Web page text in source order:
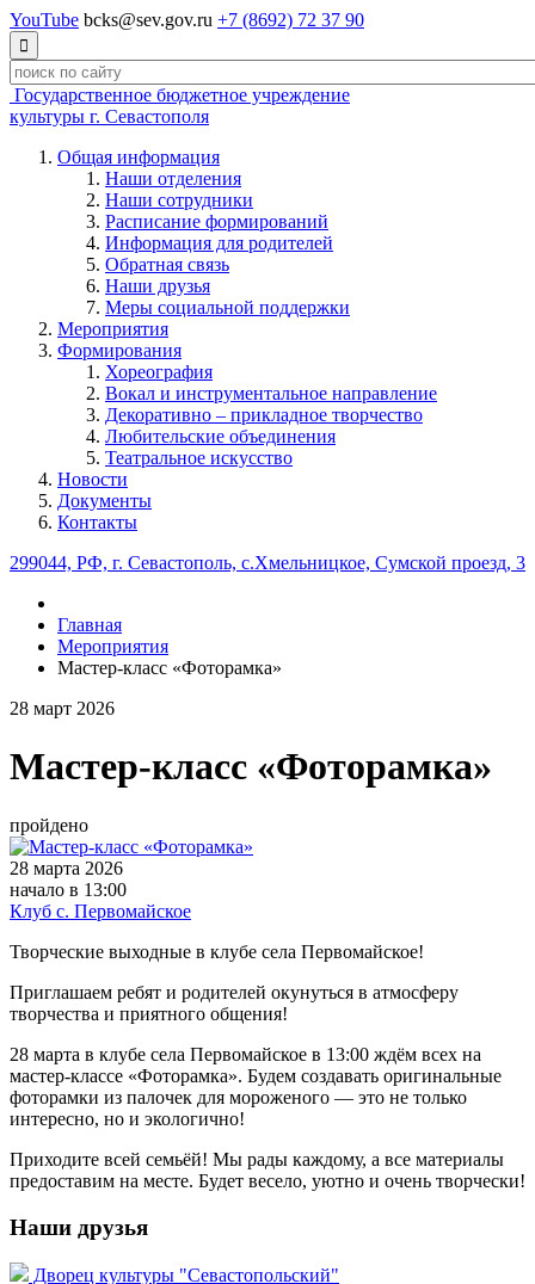
YouTube bcks@sev.gov.ru +7 (8692) 72 37 90

Государственное бюджетное учреждение
культуры г. Севастополя
Общая информация
Наши отделения
Наши сотрудники
Расписание формирований
Информация для родителей
Обратная связь
Наши друзья
Меры социальной поддержки
Мероприятия
Формирования
Хореография
Вокал и инструментальное направление
Декоративно – прикладное творчество
Любительские объединения
Театральное искусство
Новости
Документы
Контакты
299044, РФ, г. Севастополь, с.Хмельницкое, Сумской проезд, 3
Главная
Мероприятия
Мастер-класс «Фоторамка»
28 март 2026
Мастер-класс «Фоторамка»
пройдено
28 марта 2026
начало в 13:00
Клуб с. Первомайское
Творческие выходные в клубе села Первомайское!
Приглашаем ребят и родителей окунуться в атмосферу
творчества и приятного общения!
28 марта в клубе села Первомайское в 13:00 ждём всех на
мастер-классе «Фоторамка». Будем создавать оригинальные
фоторамки из палочек для мороженого — это не только
интересно, но и экологично!
Приходите всей семьёй! Мы рады каждому, а все материалы
предоставим на месте. Будет весело, уютно и очень творчески!
Наши друзья
Дворец культуры "Севастопольский"